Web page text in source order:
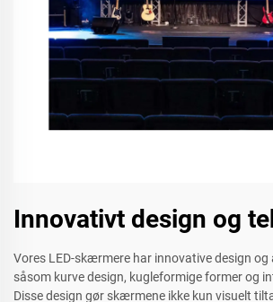
Innovativt design og
Vores LED-skærmere har innovative design og
såsom kurve design, kugleformige former og
Disse design gør skærmene ikke kun visuelt